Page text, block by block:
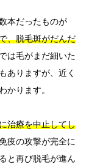
本だったものが
、脱毛斑がだんだ
は毛がまだ細いた
ありますが、近く
かります。
治療を中止してし
疫の攻撃が完全に
と再び脱毛が進ん